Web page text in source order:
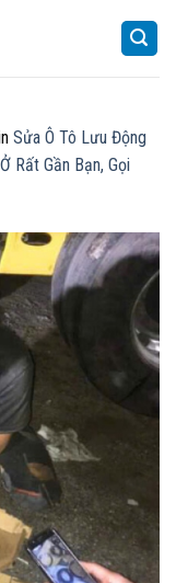
Sửa Ô Tô Lưu Động
Rất Gần Bạn, Gọi